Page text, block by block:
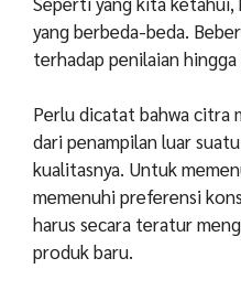
yang berbeda-beda.
terhadap penilaian
Perlu dicatat bahwa citra
dari penampilan luar
kualitasnya. Untuk
memenuhi preferensi
harus secara teratur
produk baru.